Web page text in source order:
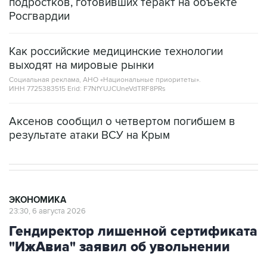
Росгвардии
Как российские медицинские технологии
выходят на мировые рынки
Социальная реклама, АНО «Национальные приоритеты».
ИНН 7725383515 Erid: F7NfYUJCUneVdTRF8PRs
Аксенов сообщил о четвертом погибшем в
результате атаки ВСУ на Крым
ЭКОНОМИКА
23:30, 6 августа 2026
Гендиректор лишенной сертификата
"ИжАвиа" заявил об увольнении